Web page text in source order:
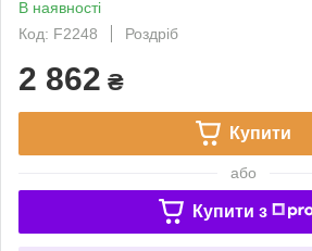
В наявності
Код: F2248
Роздріб
2 862 ₴
Купити
або
Купити з